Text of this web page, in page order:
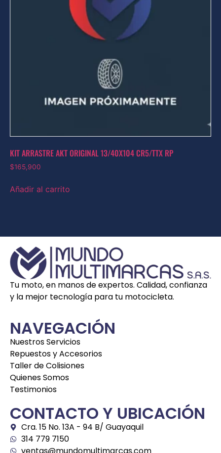
KIT ARRASTRE AKT ORIGINAL 13/40X104 CR5/TTX RP
$165,900
Añadir al carrito
Tu moto, en manos de expertos. Calidad, confianza
y la mejor tecnología para tu motocicleta.
NAVEGACIÓN
Nuestros Servicios
Repuestos y Accesorios
Taller de Colisiones
Quienes Somos
Testimonios
CONTACTO Y UBICACIÓN
Cra. 15 No. 13A - 94 B/ Guayaquil
314 779 7150
ventas@mundomultimarcas.com